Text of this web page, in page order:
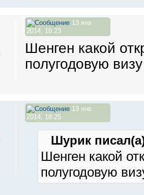
13 янв
2014, 18:23
Шенген какой
полугодовую
13 янв
2014, 18:25
Шурик
Шенген какой
полугодовую